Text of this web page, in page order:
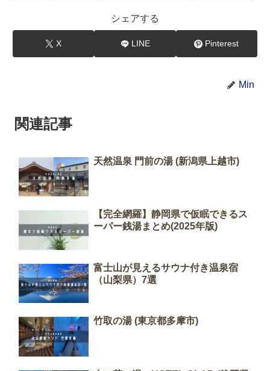
シェアする
X LINE Pinterest
Min
関連記事
天然温泉 門前の湯 (新潟県上越市)
【完全網羅】静岡県で仮眠できるス
ーパー銭湯まとめ(2025年版)
富士山が見えるサウナ付き温泉宿
（山梨県）7選
竹取の湯 (東京都多摩市)